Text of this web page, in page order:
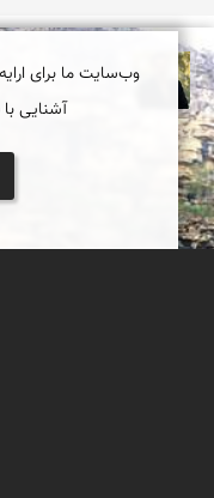
عدنان مرادی
وب‌سایت ما برای
آشنایی